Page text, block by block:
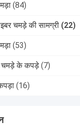
(84)
चमड़े की सामग्री (22)
(53)
चमड़े के कपड़े (7)
(16)